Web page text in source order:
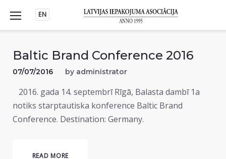
content
EN
Baltic Brand Conference 2016
07/07/2016 by administrator
2016. gada 14. septembrī Rīgā, Balasta dambī 1a
notiks starptautiska konference Baltic Brand
Conference. Destination: Germany.
READ MORE